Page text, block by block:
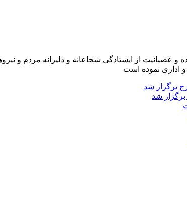
عصبانیت از ایستادگی شجاعانه و دلیرانه مردم و
اداری نموده است
شد